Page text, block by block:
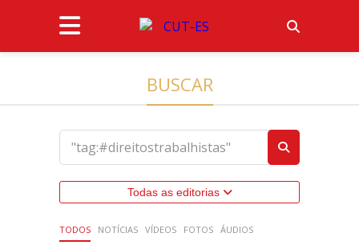
BUSCAR
Todas as editorias
TODOS NOTÍCIAS VÍDEOS FOTOS ÁUDIOS